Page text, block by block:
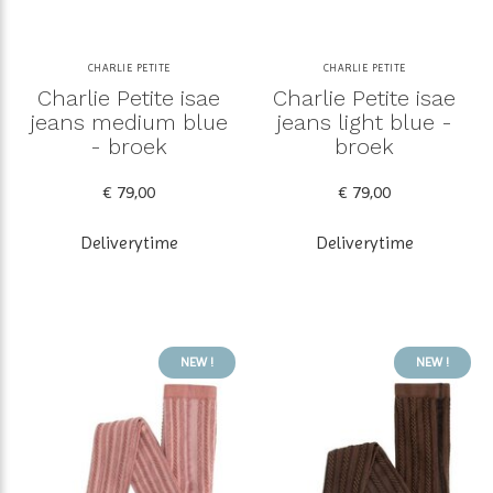
CHARLIE PETITE
Charlie Petite isae
jeans medium blue
- broek
€ 79,00
Deliverytime
CHARLIE PETITE
Charlie Petite isae
jeans light blue -
broek
€ 79,00
Deliverytime
NEW ! NEW !